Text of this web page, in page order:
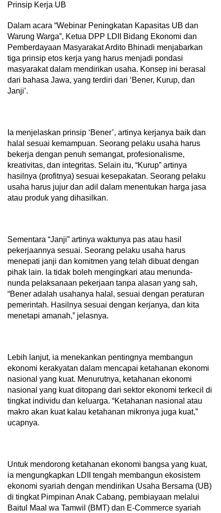
Prinsip Kerja UB
Dalam acara “Webinar Peningkatan Kapasitas UB dan
Warung Warga”, Ketua DPP LDII Bidang Ekonomi dan
Pemberdayaan Masyarakat Ardito Bhinadi menjabarkan
tiga prinsip etos kerja yang harus menjadi pondasi
masyarakat dalam mendirikan usaha. Konsep ini berasal
dari bahasa Jawa, yang terdiri dari ‘Bener, Kurup, dan
Janji’.
Ia menjelaskan prinsip ‘Bener’, artinya kerjanya baik dan
halal sesuai kemampuan. Seorang pelaku usaha harus
bekerja dengan penuh semangat, profesionalisme,
kreativitas, dan integritas. Selain itu, “Kurup” artinya
hasilnya (profitnya) sesuai kesepakatan. Seorang pelaku
usaha harus jujur dan adil dalam menentukan harga jasa
atau produk yang dihasilkan.
Sementara “Janji” artinya waktunya pas atau hasil
pekerjaannya sesuai. Seorang pelaku usaha harus
menepati janji dan komitmen yang telah dibuat dengan
pihak lain. Ia tidak boleh mengingkari atau menunda-
nunda pelaksanaan pekerjaan tanpa alasan yang sah,
“Bener adalah usahanya halal, sesuai dengan peraturan
pemerintah. Hasilnya sesuai dengan kerjanya, dan kita
menetapi amanah,” jelasnya.
Lebih lanjut, ia menekankan pentingnya membangun
ekonomi kerakyatan dalam mencapai ketahanan ekonomi
nasional yang kuat. Menurutnya, ketahanan ekonomi
nasional yang kuat ditopang dari sektor ekonomi terkecil di
tingkat individu dan keluarga. “Ketahanan nasional atau
makro akan kuat kalau ketahanan mikronya juga kuat,”
ucapnya.
Untuk mendorong ketahanan ekonomi bangsa yang kuat,
ia mengungkapkan LDII tengah membangun ekosistem
ekonomi syariah dengan mendirikan Usaha Bersama (UB)
di tingkat Pimpinan Anak Cabang, pembiayaan melalui
Baitul Maal wa Tamwil (BMT) dan E-Commerce syariah